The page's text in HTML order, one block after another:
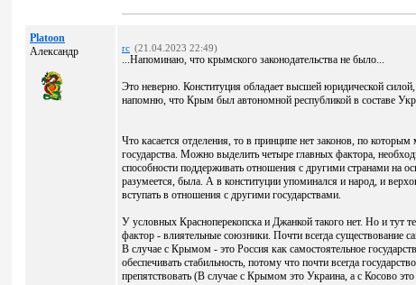
Platoon
Александр
rc (21.04.2023 22:49)
...Напоминаю, что крымского законодательства не было...
Это неверно. Конституция обладает высшей юридической
напомню, что Крым был автономной республикой в составе
Что касается отделения, то в принципе нет законов, по
государства. Можно выделить четыре главных фактора,
способности поддерживать отношения с другими странами на
разумеется, была. А в конституции упоминался и народ, и
вступать в отношения с другими государствами.
У условных Красноперекопска и Джанкой такого нет. Но и тут
фактор - влиятельные союзники. Почти всегда существование
В случае с Крымом - это Россия как самостоятельное
обеспечивать стабильность, потому что почти всегда
препятствовать (В случае с Крымом это Украина, а с Косово